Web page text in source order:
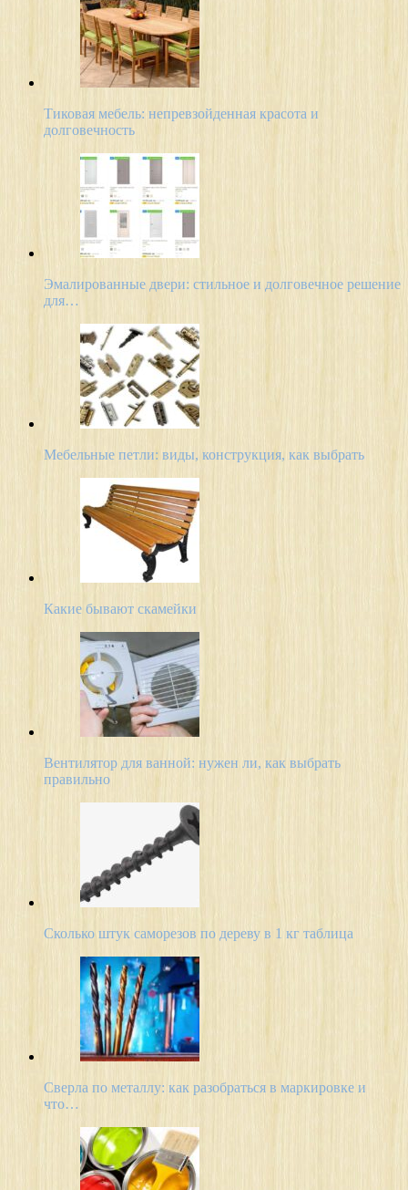
Тиковая мебель: непревзойденная красота и
долговечность
Эмалированные двери: стильное и долговечное решение
для…
Мебельные петли: виды, конструкция, как выбрать
Какие бывают скамейки
Вентилятор для ванной: нужен ли, как выбрать
правильно
Сколько штук саморезов по дереву в 1 кг таблица
Сверла по металлу: как разобраться в маркировке и
что…